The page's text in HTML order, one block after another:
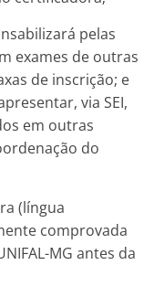
pelas
exames de outras
de inscrição; e
via SEI,
em outras
do
(língua
comprovada
MG antes da